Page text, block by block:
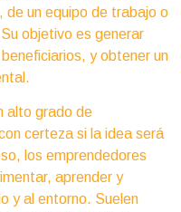
de un equipo de trabajo o
objetivo es generar
y obtener un
alto grado de
certeza si la idea será
los emprendedores
aprender y
y al entorno. Suelen